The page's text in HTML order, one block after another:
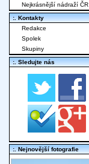
Nejkrásnější nádraží ČR
:. Kontakty
Redakce
Spolek
Skupiny
:. Sledujte nás
:. Nejnovější fotografie